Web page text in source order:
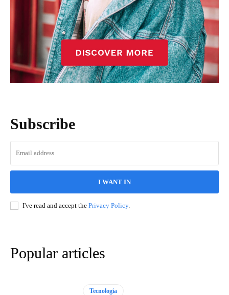
Subscribe
I WANT IN
I've read and accept the Privacy Policy.
Popular articles
Tecnologia